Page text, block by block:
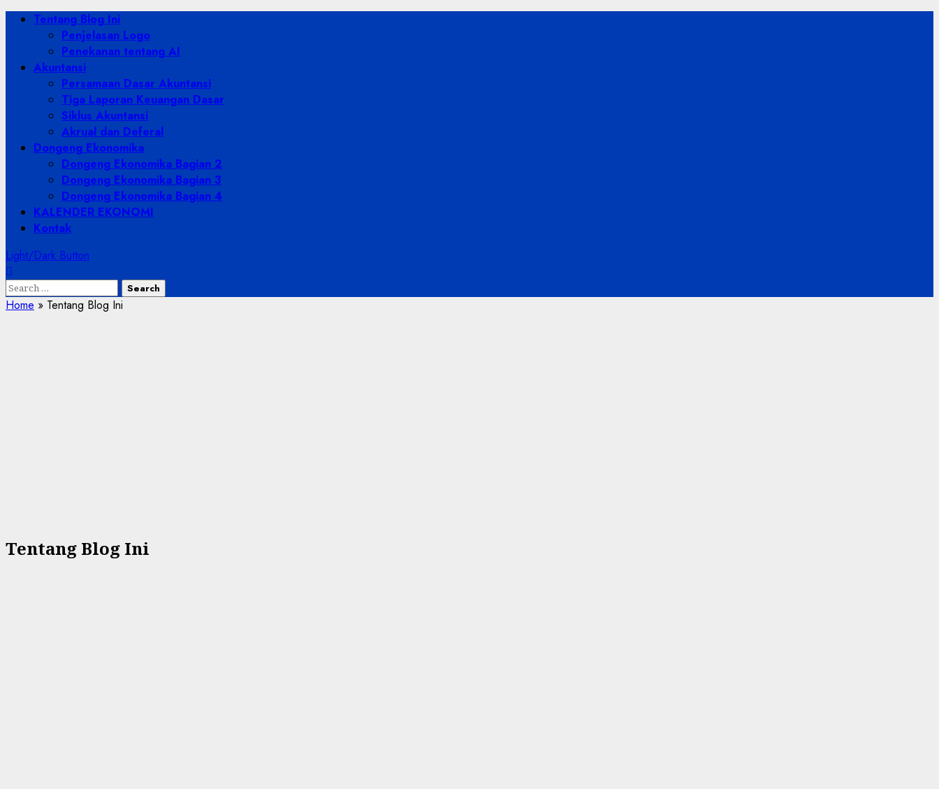
Skip
PrimaryTentang Blog Ini
Penjelasan Logo
Penekanan tentang AI
Akuntansi
Persamaan Dasar Akuntansi
Tiga Laporan Keuangan Dasar
Siklus Akuntansi
Akrual dan Deferal
Dongeng Ekonomika
Dongeng Ekonomika Bagian 2
Dongeng Ekonomika Bagian 3
Dongeng Ekonomika Bagian 4
KALENDER EKONOMI
Kontak
Light/Dark Button
Search
for:
Home » Tentang Blog Ini
Tentang Blog Ini